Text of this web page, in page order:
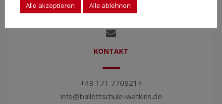
KONTAKT
+49 171 7708214
info@ballettschule-watkins.de
Alle akzeptieren Alle ablehnen